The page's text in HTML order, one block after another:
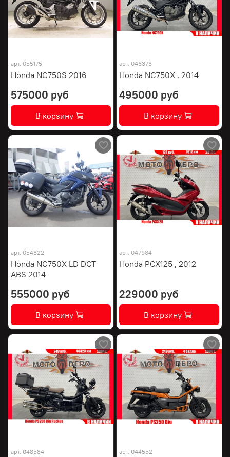
арт. 055175
Honda NC750S 2016
575000 руб
В корзину
арт. 046378
Honda NC750X , 2014
495000 руб
В корзину
арт. 054822
Honda NC750X LD DCT
ABS 2014
555000 руб
В корзину
арт. 047984
Honda PCX125 , 2012
229000 руб
В корзину
арт. 048584 арт. 044552